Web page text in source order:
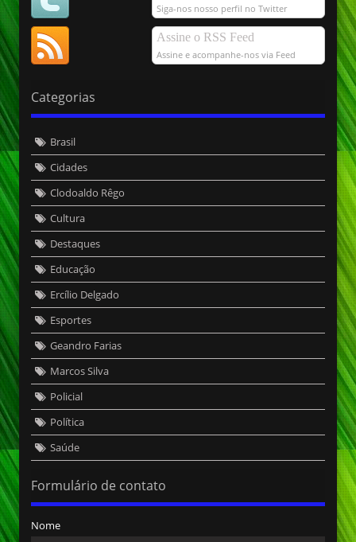
Siga-nos nosso perfil no Twitter
Assine o RSS Feed
Assine e acompanhe-nos via Feed
Categorias
Brasil
Cidades
Clodoaldo Rêgo
Cultura
Destaques
Educação
Ercílio Delgado
Esportes
Geandro Farias
Marcos Silva
Policial
Política
Saúde
Formulário de contato
Nome